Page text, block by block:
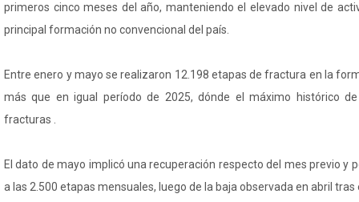
primeros cinco meses del año, manteniendo el elevado nivel de
principal formación no convencional del país.
Entre enero y mayo se realizaron 12.198 etapas de fractura en la
más que en igual período de 2025, dónde el máximo histórico
fracturas .
El dato de mayo implicó una recuperación respecto del mes previo y
a las 2.500 etapas mensuales, luego de la baja observada en abril